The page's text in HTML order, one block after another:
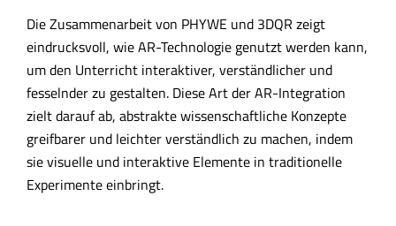
Die Zusammenarbeit von PHYWE und 3DQR zeigt
eindrucksvoll, wie AR-Technologie genutzt werden kann,
um den Unterricht interaktiver, verständlicher und
fesselnder zu gestalten. Diese Art der AR-Integration
zielt darauf ab, abstrakte wissenschaftliche Konzepte
greifbarer und leichter verständlich zu machen, indem
sie visuelle und interaktive Elemente in traditionelle
Experimente einbringt.